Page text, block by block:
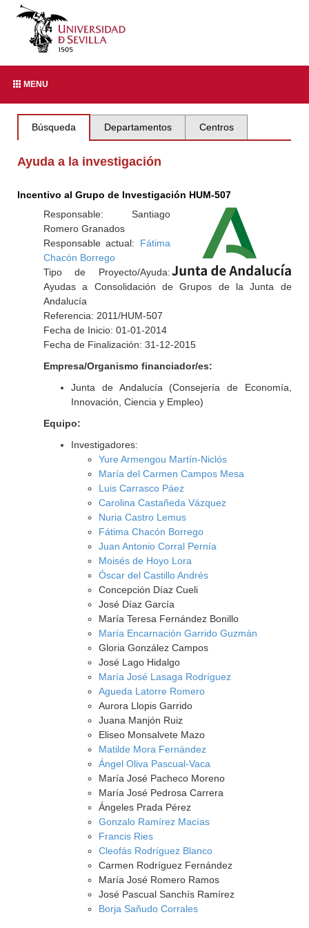
MENU
Búsqueda Departamentos Centros
Ayuda a la investigación
Incentivo al Grupo de Investigación HUM-507
Responsable: Santiago
Romero Granados
Responsable actual: Fátima
Chacón Borrego
Tipo de Proyecto/Ayuda:
Ayudas a Consolidación de Grupos de la Junta de
Andalucía
Referencia: 2011/HUM-507
Fecha de Inicio: 01-01-2014
Fecha de Finalización: 31-12-2015
Empresa/Organismo financiador/es:
Junta de Andalucía (Consejería de Economía,
Innovación, Ciencia y Empleo)
Equipo:
Investigadores:
Yure Armengou Martín-Niclós
María del Carmen Campos Mesa
Luis Carrasco Páez
Carolina Castañeda Vázquez
Nuria Castro Lemus
Fátima Chacón Borrego
Juan Antonio Corral Pernía
Moisés de Hoyo Lora
Óscar del Castillo Andrés
Concepción Díaz Cueli
José Díaz García
María Teresa Fernández Bonillo
María Encarnación Garrido Guzmán
Gloria González Campos
José Lago Hidalgo
María José Lasaga Rodríguez
Agueda Latorre Romero
Aurora Llopis Garrido
Juana Manjón Ruiz
Eliseo Monsalvete Mazo
Matilde Mora Fernández
Ángel Oliva Pascual-Vaca
María José Pacheco Moreno
María José Pedrosa Carrera
Ángeles Prada Pérez
Gonzalo Ramírez Macías
Francis Ries
Cleofás Rodríguez Blanco
Carmen Rodríguez Fernández
María José Romero Ramos
José Pascual Sanchís Ramírez
Borja Sañudo Corrales